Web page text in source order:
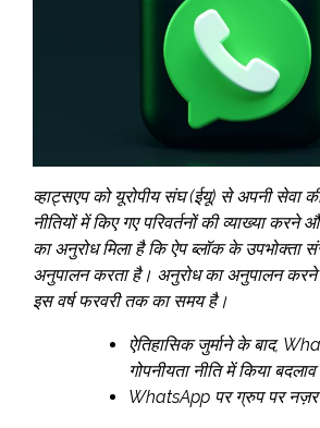
व्हाट्सएप को यूरोपीय संघ (ईयू) से अपनी सेवा
नीतियों में किए गए परिवर्तनों की व्याख्या
का अनुरोध मिला है कि ऐप ब्लॉक के उपभोक्ता
अनुपालन करता है। अनुरोध का अनुपालन
इस वर्ष फरवरी तक का समय है।
ऐतिहासिक जुर्माने के बाद,
गोपनीयता नीति में किया बदलाव
WhatsApp पर ग्रुप पर नज़र